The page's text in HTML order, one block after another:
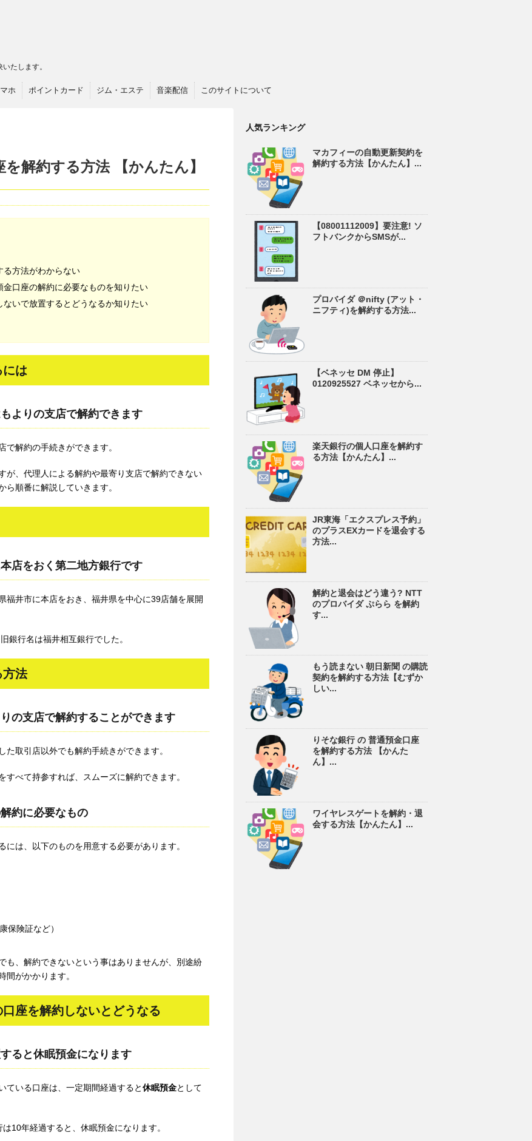
たします。
ホ ポイントカード ジム・エステ 音楽配信 このサイトについて
解約する方法 【かんたん】
る方法がわからない
口座の解約に必要なものを知りたい
いで放置するとどうなるか知りたい
は
よりの支店で解約できます
解約の手続きができます。
が、代理人による解約や最寄り支店で解約できない
順番に解説していきます。
店をおく第二地方銀行です
福井市に本店をおき、福井県を中心に39店舗を展開
銀行名は福井相互銀行でした。
方法
の支店で解約することができます
取引店以外でも解約手続きができます。
べて持参すれば、スムーズに解約できます。
約に必要なもの
は、以下のものを用意する必要があります。
保険証など）
も、解約できないという事はありませんが、別途紛
間がかかります。
座を解約しないとどうなる
ると休眠預金になります
ている口座は、一定期間経過すると休眠預金として
10年経過すると、休眠預金になります。
人気ランキング
マカフィーの自動更新契約を
解約する方法【かんたん】...
【08001112009】要注意! ソ
フトバンクからSMSが...
プロバイダ ＠nifty (アット・
ニフティ)を解約する方法...
【ベネッセ DM 停止】
0120925527 ベネッセから...
楽天銀行の個人口座を解約す
る方法【かんたん】...
JR東海「エクスプレス予約」
のプラスEXカードを退会する
方法...
解約と退会はどう違う? NTT
のプロバイダ ぷらら を解約
す...
もう読まない 朝日新聞 の購読
契約を解約する方法【むずか
しい...
りそな銀行 の 普通預金口座
を解約する方法 【かんた
ん】...
ワイヤレスゲートを解約・退
会する方法【かんたん】...